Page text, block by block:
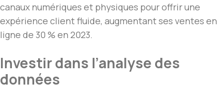
canaux numériques et physiques pour offrir une
expérience client fluide, augmentant ses ventes en
ligne de 30 % en 2023.
Investir dans l’analyse des
données